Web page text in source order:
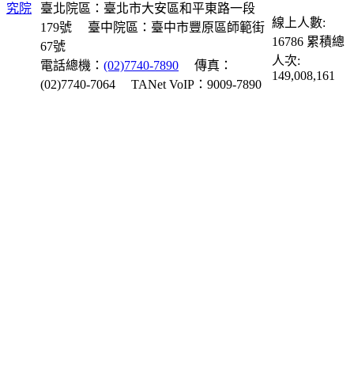
臺北院區：臺北市大安區和平東路一段
179號
臺中院區：臺中市豐原區師範街
67號
電話總機：(02)7740-7890
傳真：
(02)7740-7064
TANet VoIP：9009-7890
線上人數:
16786 累積總
人次:
149,008,161